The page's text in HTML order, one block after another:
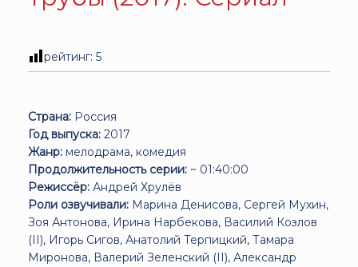
рейтинг: 5
Страна: Россия
Год выпуска: 2017
Жанр: мелодрама, комедия
Продолжительность серии: ~ 01:40:00
Режиссёр: Андрей Хрулёв
Роли озвучивали: Марина Денисова, Сергей Мухин,
Зоя Антонова, Ирина Нарбекова, Василий Козлов
(II), Игорь Сигов, Анатолий Терпицкий, Тамара
Миронова, Валерий Зеленский (II), Александр